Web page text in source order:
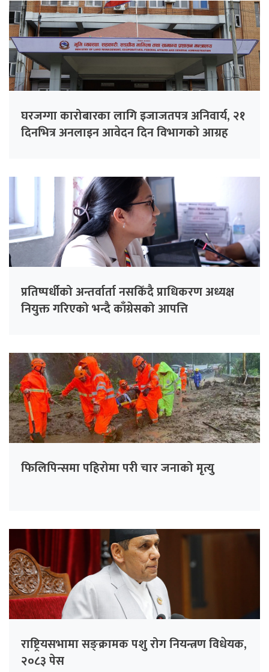
घरजग्गा कारोबारका लागि इजाजतपत्र अनिवार्य, २१
दिनभित्र अनलाइन आवेदन दिन विभागको आग्रह
प्रतिष्पर्धीको अन्तर्वार्ता नसकिँदै प्राधिकरण अध्यक्ष
नियुक्त गरिएको भन्दै काँग्रेसको आपत्ति
फिलिपिन्समा पहिरोमा परी चार जनाको मृत्यु
राष्ट्रियसभामा सङ्क्रामक पशु रोग नियन्त्रण विधेयक,
२०८३ पेस